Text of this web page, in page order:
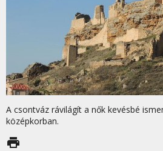
A csontváz rávilágít a nők kevésbé
középkorban.
print